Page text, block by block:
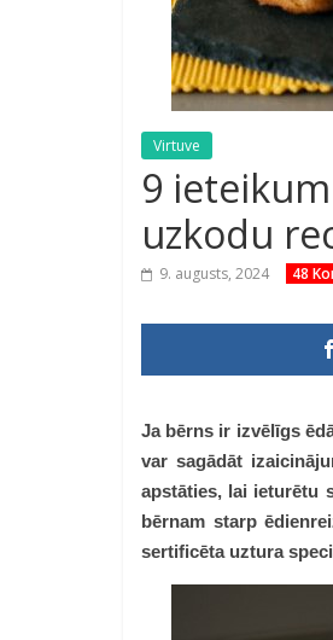
Virtuve
9
uzkodu
9. augusts, 2024 48
Ja bērns ir izvēlīgs
var sagādāt
apstāties, lai ieturētu
bērnam starp
sertificēta uztura